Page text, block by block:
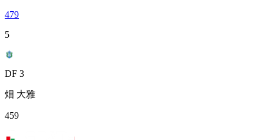
479
5
DF 3
畑 大雅
459